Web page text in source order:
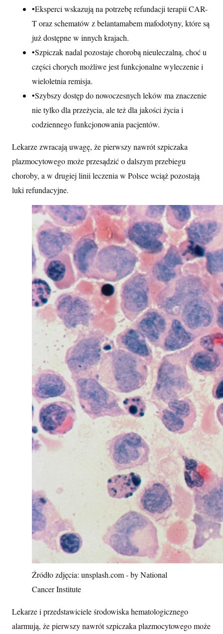
•Eksperci wskazują na potrzebę refundacji terapii CAR-
T oraz schematów z belantamabem mafodotyny, które są
już dostępne w innych krajach.
•Szpiczak nadal pozostaje chorobą nieuleczalną, choć u
części chorych możliwe jest funkcjonalne wyleczenie i
wieloletnia remisja.
•Szybszy dostęp do nowoczesnych leków ma znaczenie
nie tylko dla przeżycia, ale też dla jakości życia i
codziennego funkcjonowania pacjentów.
Lekarze zwracają uwagę, że pierwszy nawrót szpiczaka
plazmocytowego może przesądzić o dalszym przebiegu
choroby, a w drugiej linii leczenia w Polsce wciąż pozostają
luki refundacyjne.
Źródło zdjęcia: unsplash.com - by National
Cancer Institute
Lekarze i przedstawiciele środowiska hematologicznego
alarmują, że pierwszy nawrót szpiczaka plazmocytowego może